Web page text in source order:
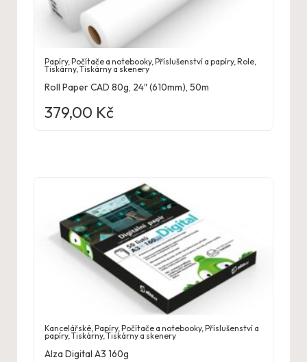
Papíry,Počítače a notebooky,Příslušenství a papíry,Role,
Tiskárny,Tiskárny a skenery
Roll Paper CAD 80g, 24″ (610mm), 50m
379,00 Kč
Kancelářské,Papíry,Počítače a notebooky,Příslušenství a
papíry,Tiskárny,Tiskárny a skenery
Alza Digital A3 160g